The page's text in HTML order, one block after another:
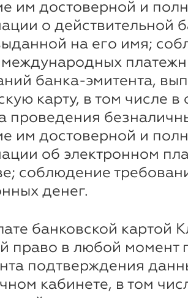
им достоверной и
о действительной
на его имя;
банка-эмитента,
карту, в том числе
проведения
им достоверной и
об электронном
соблюдение
денег.
банковской картой
право в любой момент
подтверждения
кабинете, в том